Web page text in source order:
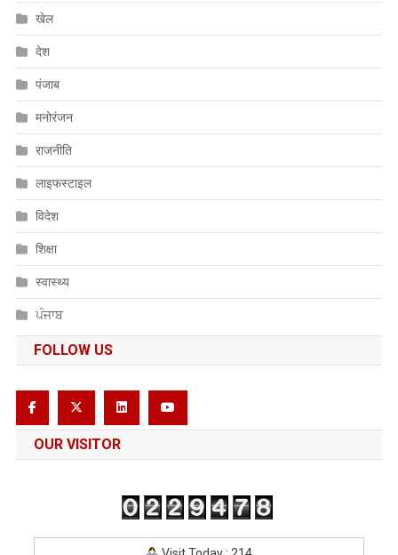
खेल
देश
पंजाब
मनोरंजन
राजनीति
लाइफस्टाइल
विदेश
शिक्षा
स्वास्थ्य
ਪੰਜਾਬ
FOLLOW US
OUR VISITOR